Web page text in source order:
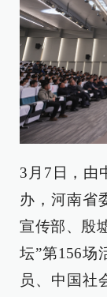
3月7日，由
办，河南省
宣传部、殷
坛”第156场
员、中国社